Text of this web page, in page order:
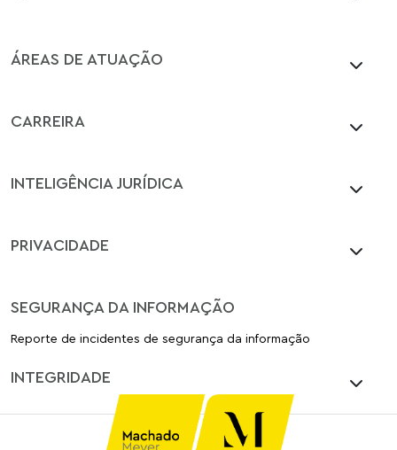
ÁREAS DE ATUAÇÃO
CARREIRA
INTELIGÊNCIA JURÍDICA
PRIVACIDADE
SEGURANÇA DA INFORMAÇÃO
Reporte de incidentes de segurança da informação
INTEGRIDADE